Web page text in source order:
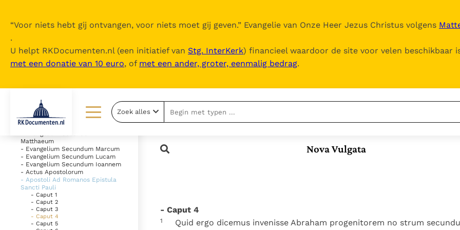
“Voor niets hebt gij ontvangen, voor niets moet gij geven.” Evangelie van Onze Heer Jezus Christus volgens
.
U helpt RKDocumenten.nl (een initiatief van Stg. InterKerk) financieel waardoor de site voor velen beschikbaar
met een donatie van 10 euro, of met een ander, groter, eenmalig bedrag.
Lezen
Documenten
Bijbel
Thema’s
Berichten
Over ons
Over RK Documenten
Nieuwsbrief
parel van Gods
Gods Koninkrijk
Het Vaticaan publiceert
toe
stad is zowel een gave
Zoek alles
Nova Vulgata
uitklappen
- Vetus Testamentum
- Novum Testamentum
Matthaeum
- Evangelium Secundum Marcum
- Evangelium Secundum Lucam
- Evangelium Secundum Ioannem
- Actus Apostolorum
- Apostoli Ad Romanos Epistula
Sancti Pauli
- Caput 1
- Caput 2
- Caput 3
- Caput 4
- Caput 5
- Caput 4
1 Quid ergo dicemus invenisse Abraham progenitorem no strum